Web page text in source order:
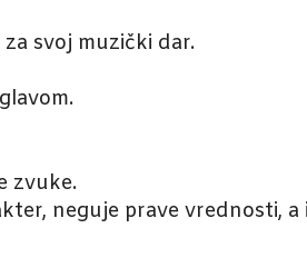
svoj muzički dar.
zvuke.
neguje prave vrednosti,